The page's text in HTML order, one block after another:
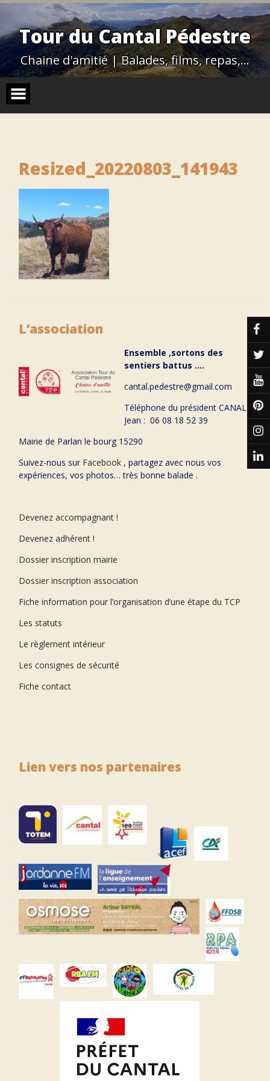
Skip
contentTour du Cantal Pédestre
Chaine d'amitié | Balades, films, repas,…
Resized_20220803_141943
L’association
Ensemble ,sortons des
sentiers battus ….
cantal.pedestre@gmail.com
Téléphone du président CANAL
Jean : 06 08 18 52 39
Mairie de Parlan le bourg 15290
Suivez-nous sur Facebook , partagez avec nous vos
expériences, vos photos… très bonne balade .
Devenez accompagnant !
Devenez adhérent !
Dossier inscription mairie
Dossier inscription association
Fiche information pour l’organisation d’une étape du TCP
Les statuts
Le règlement intérieur
Les consignes de sécurité
Fiche contact
Lien vers nos partenaires